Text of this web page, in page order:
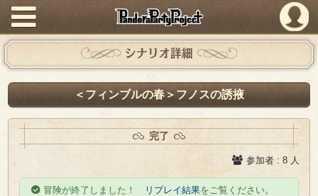
PandoraPartyProject
シナリオ詳細
＜フィンブルの春＞フノスの誘掖
完了
参加者 : 8 人
冒険が終了しました！ リプレイ結果をご覧ください。